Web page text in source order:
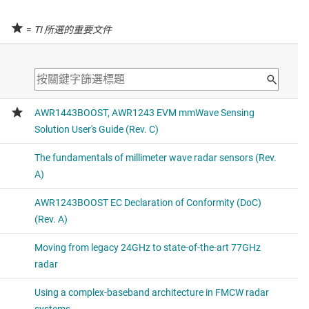
= TI 所選的重要文件